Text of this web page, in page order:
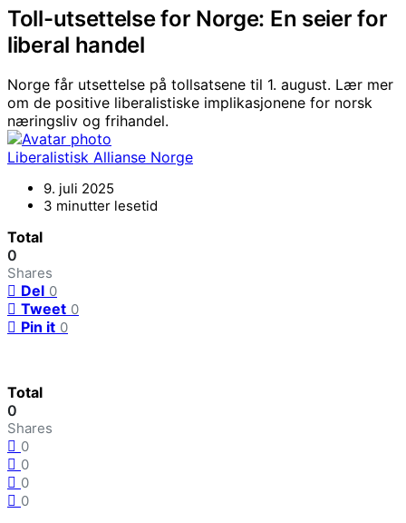
Toll-utsettelse for Norge: En seier for
liberal handel
Norge får utsettelse på tollsatsene til 1. august. Lær mer
om de positive liberalistiske implikasjonene for norsk
næringsliv og frihandel.
Liberalistisk Allianse Norge
9. juli 2025
3 minutter lesetid
Total
0
Shares
Del 0
Tweet 0
Pin it 0
Total
0
Shares
0
0
0
0